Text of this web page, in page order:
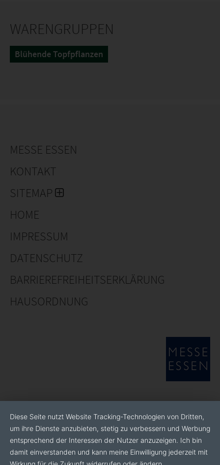
WARENGRUPPEN
Blühende Topfpflanzen
MESSE ESSEN
KONTAKT
SITEMAP
HOME
IMPRESSUM
DATENSCHUTZ
BARRIEREFREIHEITSERKLÄRUNG
HAUSORDNUNG
Diese Seite nutzt Website Tracking-Technologien von Dritten,
um ihre Dienste anzubieten, stetig zu verbessern und Werbung
entsprechend der Interessen der Nutzer anzuzeigen. Ich bin
damit einverstanden und kann meine Einwilligung jederzeit mit